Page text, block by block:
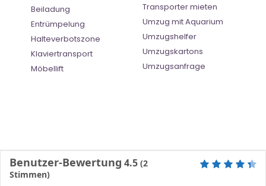
Beiladung
Entrümpelung
Halteverbotszone
Klaviertransport
Möbellift
Transporter mieten
Umzug mit Aquarium
Umzugshelfer
Umzugskartons
Umzugsanfrage
Benutzer-Bewertung 4.5 (2
Stimmen)